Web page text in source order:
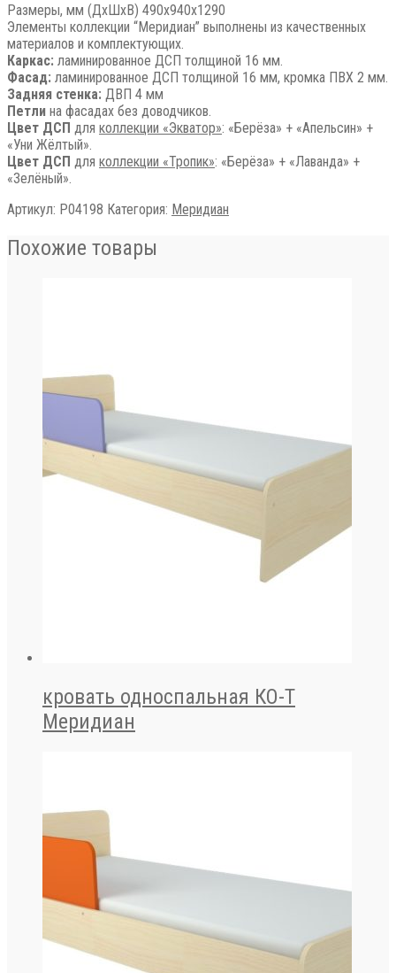
Размеры, мм (ДхШхВ) 490x940x1290
Элементы коллекции “Меридиан” выполнены из качественных
материалов и комплектующих.
Каркас: ламинированное ДСП толщиной 16 мм.
Фасад: ламинированное ДСП толщиной 16 мм, кромка ПВХ 2 мм.
Задняя стенка: ДВП 4 мм
Петли на фасадах без доводчиков.
Цвет ДСП для коллекции «Экватор»: «Берёза» + «Апельсин» +
«Уни Жёлтый».
Цвет ДСП для коллекции «Тропик»: «Берёза» + «Лаванда» +
«Зелёный».
Артикул: Р04198 Категория: Меридиан
Похожие товары
кровать односпальная КО-Т
Меридиан